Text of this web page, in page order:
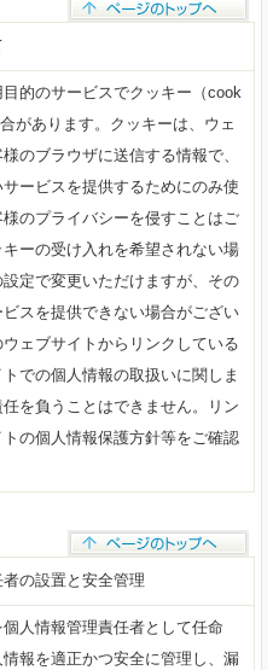
的のサービスでクッキー（cook
があります。クッキーは、ウェ
のブラウザに送信する情報で、
ービスを提供するためにのみ使
のプライバシーを侵すことはご
ーの受け入れを希望されない場
定で変更いただけますが、その
スを提供できない場合がござい
ウェブサイトからリンクしている
での個人情報の取扱いに関しま
を負うことはできません。リン
の個人情報保護方針等をご確認
の設置と安全管理
人情報管理責任者として任命
報を適正かつ安全に管理し、漏